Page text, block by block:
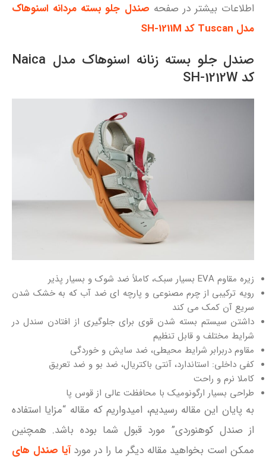
اطلاعات بیشتر در صفحه صندل جلو بسته مردانه اسنوهاک
مدل Tuscan کد SH-1211M
صندل جلو بسته زنانه اسنوهاک مدل Naica
کد SH-1212W
زیره مقاوم EVA بسیار سبک، کاملاً ضد شوک و بسیار پذیر
رویه ترکیبی از چرم مصنوعی و پارچه ای ضد آب که به خشک شدن
سریع آن کمک می کند
داشتن سیستم بسته شدن قوی برای جلوگیری از افتادن سندل در
شرایط مختلف و قابل تنظیم
مقاوم دربرابر شرایط محیطی، ضد سایش و خوردگی
کفی داخلی: استاندارد، آنتی باکتریال، ضد بو و ضد تعریق
کاملا نرم و راحت
طراحی بسیار ارگونومیک با محافظت عالی از قوس پا
به پایان این مقاله رسیدیم، امیدواریم که مقاله “مزایا استفاده
از صندل کوهنوردی” مورد قبول شما بوده باشد. همچنین
ممکن است بخواهید مقاله دیگر ما را در موردآیا صندل های